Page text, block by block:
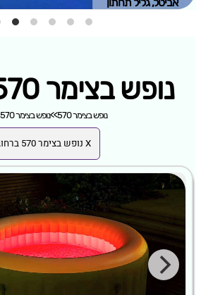
נופש בצימר 570 ברחוב
נופש בצימר 570 >>נופש בצימר 570 ברחוב
X נופש בצימר 570 ברחוב